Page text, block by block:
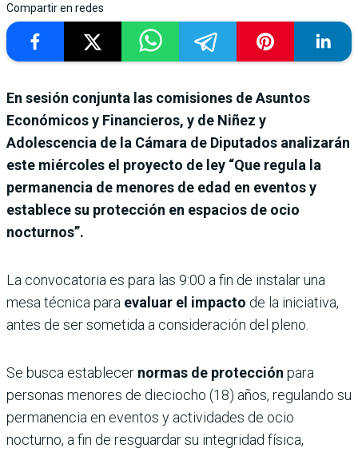
Compartir en redes
En sesión conjunta las comisiones de Asuntos
Económicos y Financieros, y de Niñez y
Adolescencia de la Cámara de Diputados analizarán
este miércoles el proyecto de ley “Que regula la
permanencia de menores de edad en eventos y
establece su protección en espacios de ocio
nocturnos”.
La convocatoria es para las 9:00 a fin de instalar una
mesa técnica para evaluar el impacto de la iniciativa,
antes de ser sometida a consideración del pleno.
Se busca establecer normas de protección para
personas menores de dieciocho (18) años, regulando su
permanencia en eventos y actividades de ocio
nocturno, a fin de resguardar su integridad física,